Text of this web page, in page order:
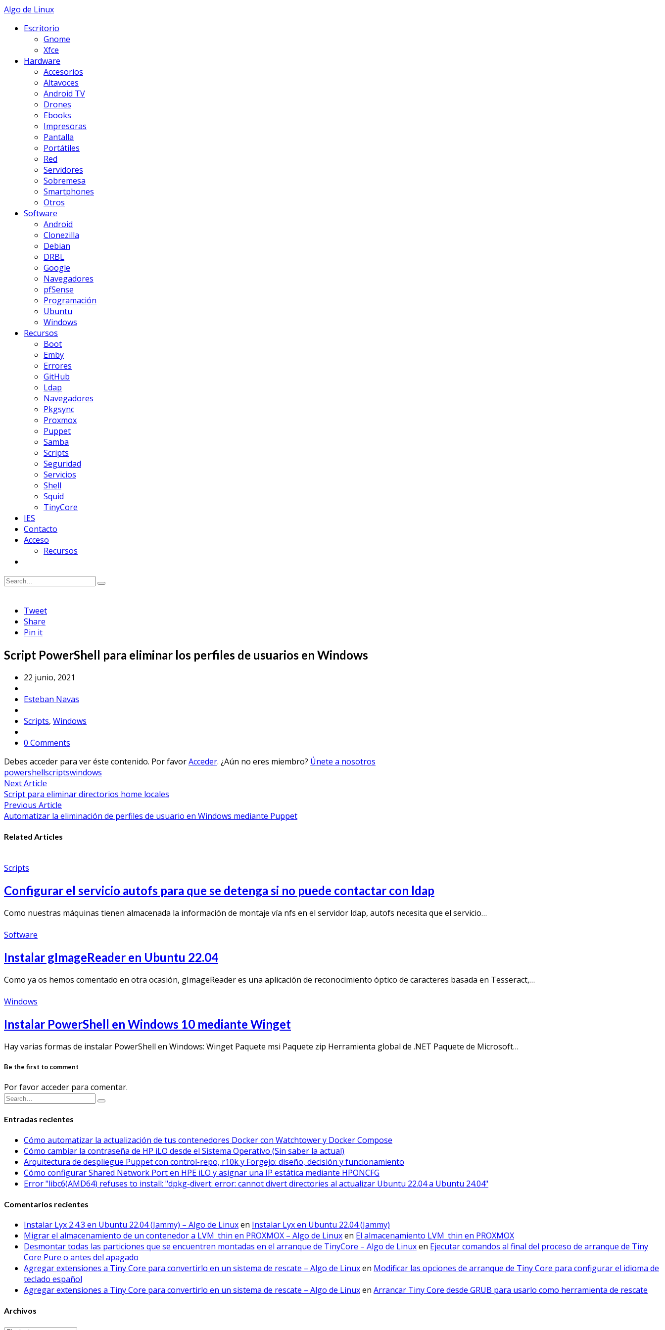
Skip
content
Algo de Linux
Escritorio
Gnome
Xfce
Hardware
Accesorios
Altavoces
Android TV
Drones
Ebooks
Impresoras
Pantalla
Portátiles
Red
Servidores
Sobremesa
Smartphones
Otros
Software
Android
Clonezilla
Debian
DRBL
Google
Navegadores
pfSense
Programación
Ubuntu
Windows
Recursos
Boot
Emby
Errores
GitHub
Ldap
Navegadores
Pkgsync
Proxmox
Puppet
Samba
Scripts
Seguridad
Servicios
Shell
Squid
TinyCore
IES
Contacto
Acceso
Recursos
Tweet
Share
Pin it
Script PowerShell para eliminar los perfiles de usuarios en Windows
22 junio, 2021
Esteban Navas
Scripts, Windows
0 Comments
Debes acceder para ver éste contenido. Por favorAcceder. ¿Aún no eres miembro? Únete a nosotros
powershellscriptswindows
Navegación
de
entradas
Next Article
Script para eliminar directorios home locales
Previous Article
Automatizar la eliminación de perfiles de usuario en Windows mediante Puppet
Related Articles
Scripts
Configurar el servicio autofs para que se detenga si no puede contactar con ldap
Como nuestras máquinas tienen almacenada la información de montaje vía nfs en el servidor ldap, autofs necesita que el servicio…
Software
Instalar gImageReader en Ubuntu 22.04
Como ya os hemos comentado en otra ocasión, gImageReader es una aplicación de reconocimiento óptico de caracteres basada en Tesseract,…
Windows
Instalar PowerShell en Windows 10 mediante Winget
Hay varias formas de instalar PowerShell en Windows: Winget Paquete msi Paquete zip Herramienta global de .NET Paquete de Microsoft…
Be the first to comment
Por favor acceder para comentar.
Entradas recientes
Cómo automatizar la actualización de tus contenedores Docker con Watchtower y Docker Compose
Cómo cambiar la contraseña de HP iLO desde el Sistema Operativo (Sin saber la actual)
Arquitectura de despliegue Puppet con control-repo, r10k y Forgejo: diseño, decisión y funcionamiento
Cómo configurar Shared Network Port en HPE iLO y asignar una IP estática mediante HPONCFG
Error "libc6(AMD64) refuses to install: "dpkg-divert: error: cannot divert directories al actualizar Ubuntu 22.04 a Ubuntu 24.04"
Comentarios recientes
Instalar Lyx 2.4.3 en Ubuntu 22.04 (Jammy) – Algo de Linuxen Instalar Lyx en Ubuntu 22.04 (Jammy)
Migrar el almacenamiento de un contenedor a LVM_thin en PROXMOX – Algo de Linuxen El almacenamiento LVM_thin en PROXMOX
Desmontar todas las particiones que se encuentren montadas en el arranque de TinyCore – Algo de Linuxen Ejecutar comandos al final del proceso de arranque de Tiny
Core Pure o antes del apagado
Agregar extensiones a Tiny Core para convertirlo en un sistema de rescate – Algo de Linuxen Modificar las opciones de arranque de Tiny Core para configurar el idioma de
teclado español
Agregar extensiones a Tiny Core para convertirlo en un sistema de rescate – Algo de Linuxen Arrancar Tiny Core desde GRUB para usarlo como herramienta de rescate
Archivos